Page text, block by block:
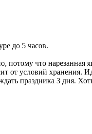
до 5 часов.
что нарезанная
от условий хранения.
праздника 3 дня.